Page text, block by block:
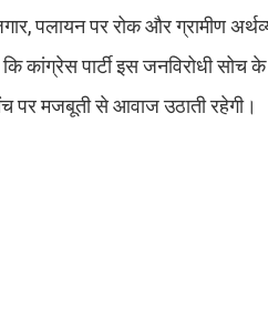
पलायन पर रोक और ग्रामीण
कांग्रेस पार्टी इस जनविरोधी
पर मजबूती से आवाज उठाती रहेगी।